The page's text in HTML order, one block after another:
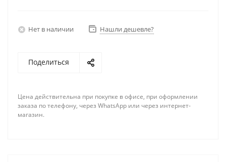
Нет в наличии Нашли дешевле?
Поделиться
Цена действительна при покупке в офисе, при оформлении
заказа по телефону, через WhatsApp или через интернет-
магазин.